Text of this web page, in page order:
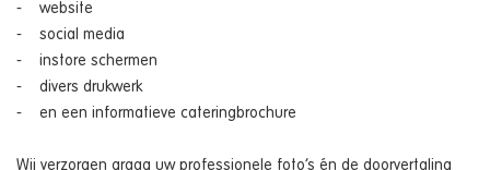
- website
- social media
- instore schermen
- divers drukwerk
- en een informatieve cateringbrochure
Wij verzorgen graag uw professionele foto’s én de doorvertaling